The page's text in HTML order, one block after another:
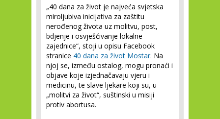
„40 dana za život je najveća svjetska
miroljubiva inicijativa za zaštitu
nerođenog života uz molitvu, post,
bdjenje i osvješćivanje lokalne
zajednice“, stoji u opisu Facebook
stranice 40 dana za život Mostar. Na
njoj se, između ostalog, mogu pronaći i
objave koje izjednačavaju vjeru i
medicinu, te slave ljekare koji su, u
„molitvi za život“, suštinski u misiji
protiv abortusa.